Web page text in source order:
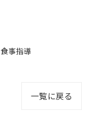
食事指導
一覧に戻る